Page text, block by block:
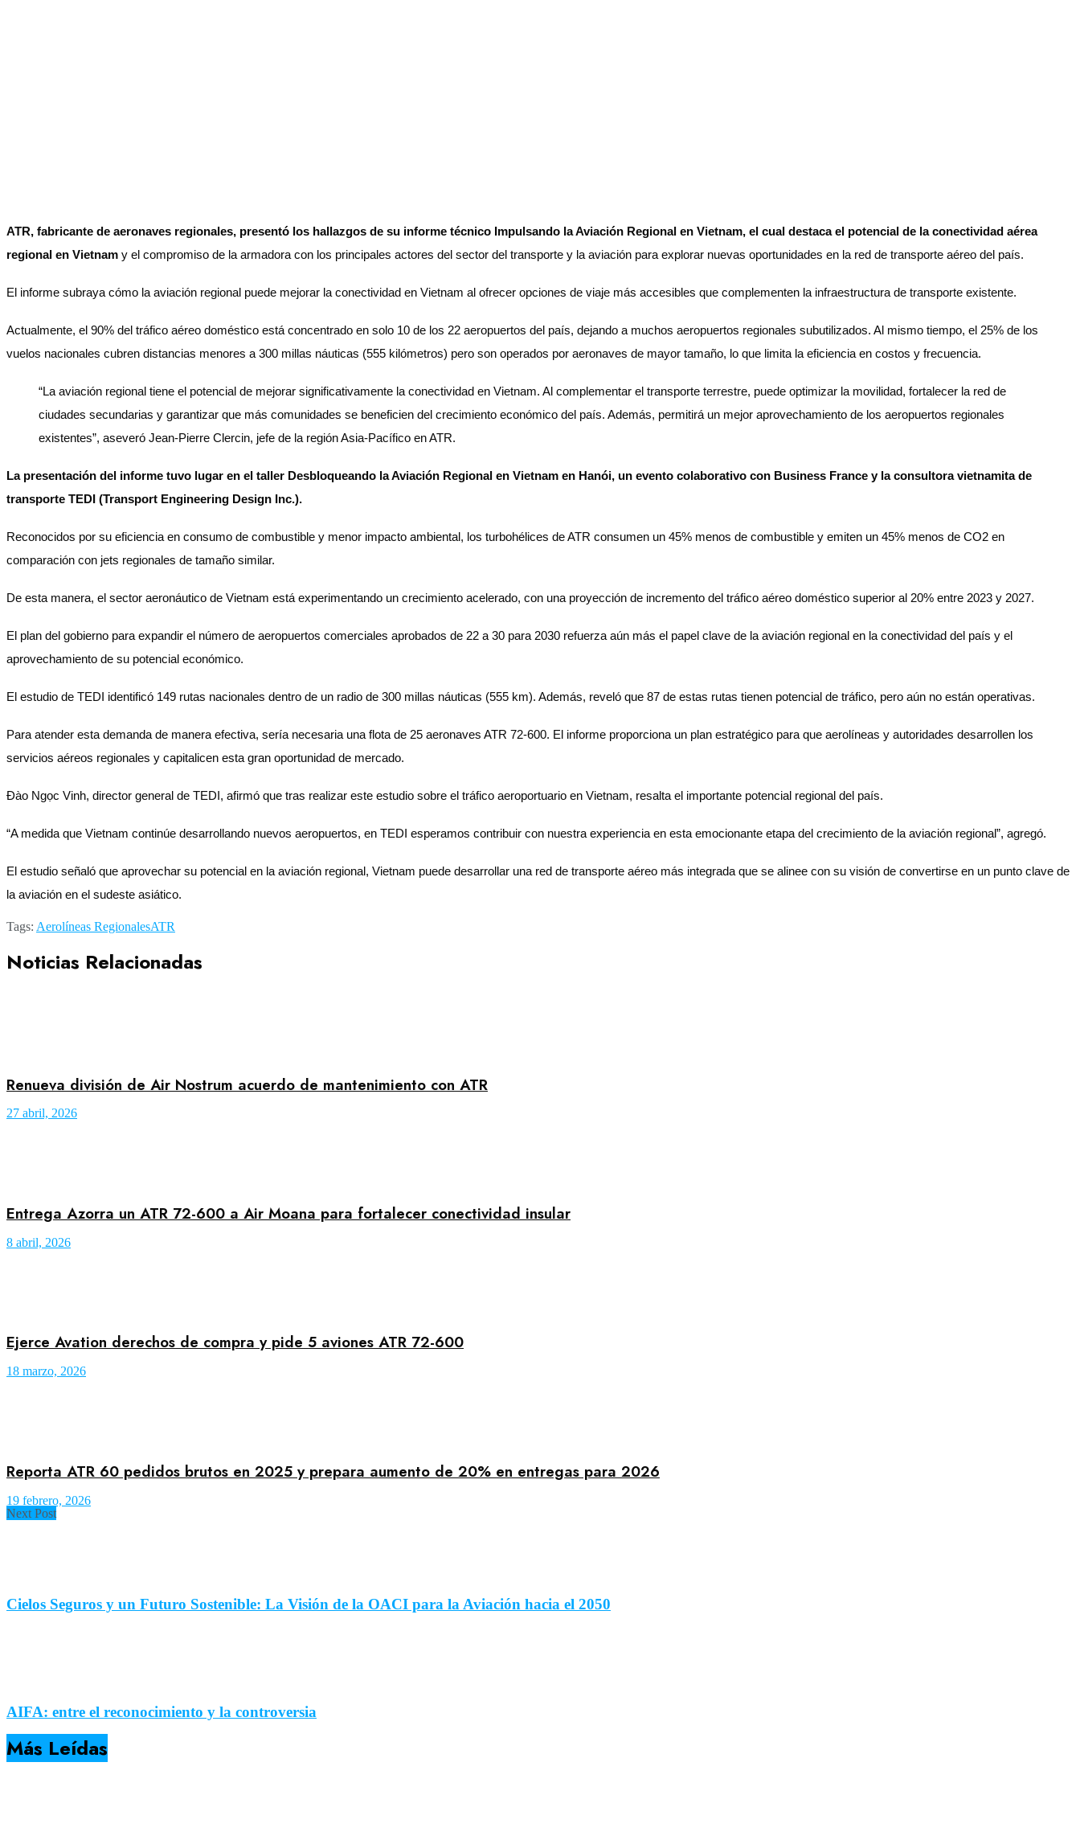
ATR, fabricante de aeronaves regionales, presentó los hallazgos de su informe técnico Impulsando la Aviación Regional en Vietnam, el cual destaca el potencial de la conectividad aérea
regional en Vietnam y el compromiso de la armadora con los principales actores del sector del transporte y la aviación para explorar nuevas oportunidades en la red de transporte aéreo del país.
El informe subraya cómo la aviación regional puede mejorar la conectividad en Vietnam al ofrecer opciones de viaje más accesibles que complementen la infraestructura de transporte existente.
Actualmente, el 90% del tráfico aéreo doméstico está concentrado en solo 10 de los 22 aeropuertos del país, dejando a muchos aeropuertos regionales subutilizados. Al mismo tiempo, el 25% de los
vuelos nacionales cubren distancias menores a 300 millas náuticas (555 kilómetros) pero son operados por aeronaves de mayor tamaño, lo que limita la eficiencia en costos y frecuencia.
“La aviación regional tiene el potencial de mejorar significativamente la conectividad en Vietnam. Al complementar el transporte terrestre, puede optimizar la movilidad, fortalecer la red de
ciudades secundarias y garantizar que más comunidades se beneficien del crecimiento económico del país. Además, permitirá un mejor aprovechamiento de los aeropuertos regionales
existentes”, aseveró Jean-Pierre Clercin, jefe de la región Asia-Pacífico en ATR.
La presentación del informe tuvo lugar en el taller Desbloqueando la Aviación Regional en Vietnam en Hanói, un evento colaborativo con Business France y la consultora vietnamita de
transporte TEDI (Transport Engineering Design Inc.).
Reconocidos por su eficiencia en consumo de combustible y menor impacto ambiental, los turbohélices de ATR consumen un 45% menos de combustible y emiten un 45% menos de CO2 en
comparación con jets regionales de tamaño similar.
De esta manera, el sector aeronáutico de Vietnam está experimentando un crecimiento acelerado, con una proyección de incremento del tráfico aéreo doméstico superior al 20% entre 2023 y 2027.
El plan del gobierno para expandir el número de aeropuertos comerciales aprobados de 22 a 30 para 2030 refuerza aún más el papel clave de la aviación regional en la conectividad del país y el
aprovechamiento de su potencial económico.
El estudio de TEDI identificó 149 rutas nacionales dentro de un radio de 300 millas náuticas (555 km). Además, reveló que 87 de estas rutas tienen potencial de tráfico, pero aún no están operativas.
Para atender esta demanda de manera efectiva, sería necesaria una flota de 25 aeronaves ATR 72-600. El informe proporciona un plan estratégico para que aerolíneas y autoridades desarrollen los
servicios aéreos regionales y capitalicen esta gran oportunidad de mercado.
Đào Ngọc Vinh, director general de TEDI, afirmó que tras realizar este estudio sobre el tráfico aeroportuario en Vietnam, resalta el importante potencial regional del país.
“A medida que Vietnam continúe desarrollando nuevos aeropuertos, en TEDI esperamos contribuir con nuestra experiencia en esta emocionante etapa del crecimiento de la aviación regional”, agregó.
El estudio señaló que aprovechar su potencial en la aviación regional, Vietnam puede desarrollar una red de transporte aéreo más integrada que se alinee con su visión de convertirse en un punto clave de
la aviación en el sudeste asiático.
Tags: Aerolíneas RegionalesATR
Noticias Relacionadas
Renueva división de Air Nostrum acuerdo de mantenimiento con ATR
27 abril, 2026
Entrega Azorra un ATR 72-600 a Air Moana para fortalecer conectividad insular
8 abril, 2026
Ejerce Avation derechos de compra y pide 5 aviones ATR 72-600
18 marzo, 2026
Reporta ATR 60 pedidos brutos en 2025 y prepara aumento de 20% en entregas para 2026
19 febrero, 2026
Next Post
Cielos Seguros y un Futuro Sostenible: La Visión de la OACI para la Aviación hacia el 2050
AIFA: entre el reconocimiento y la controversia
Más Leídas